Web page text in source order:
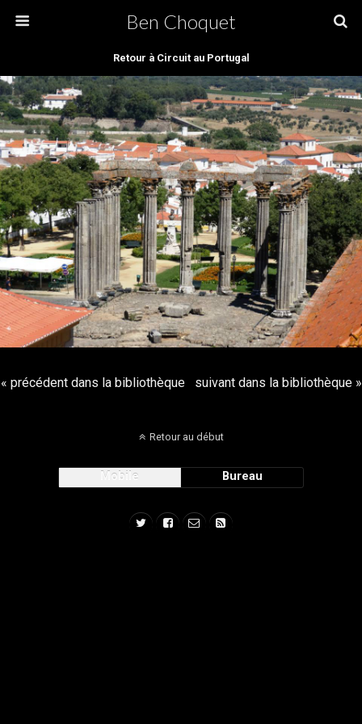
Ben Choquet
Retour à Circuit au Portugal
« précédent dans la bibliothèque suivant dans la bibliothèque »
Retour au début
Mobile Bureau